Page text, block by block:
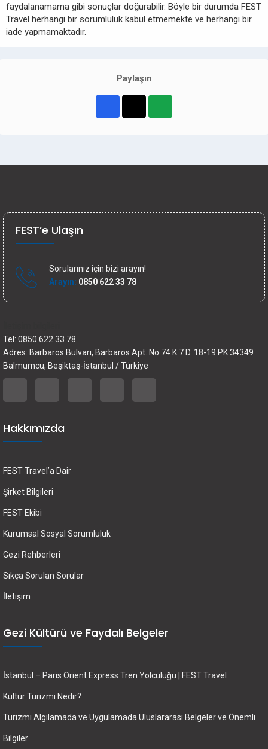
faydalanamama gibi sonuçlar doğurabilir. Böyle bir durumda FEST
Travel herhangi bir sorumluluk kabul etmemekte ve herhangi bir
iade yapmamaktadır.
Paylaşın
FEST’e Ulaşın
Sorularınız için bizi arayın!
Arayın: 0850 622 33 78
Tel: 0850 622 33 78
Adres: Barbaros Bulvarı, Barbaros Apt. No.74 K.7 D. 18-19 PK.34349
Balmumcu, Beşiktaş-İstanbul / Türkiye
Hakkımızda
FEST Travel’a Dair
Şirket Bilgileri
FEST Ekibi
Kurumsal Sosyal Sorumluluk
Gezi Rehberleri
Sıkça Sorulan Sorular
İletişim
Gezi Kültürü ve Faydalı Belgeler
İstanbul – Paris Orient Express Tren Yolculuğu | FEST Travel
Kültür Turizmi Nedir?
Turizmi Algılamada ve Uygulamada Uluslararası Belgeler ve Önemli
Bilgiler